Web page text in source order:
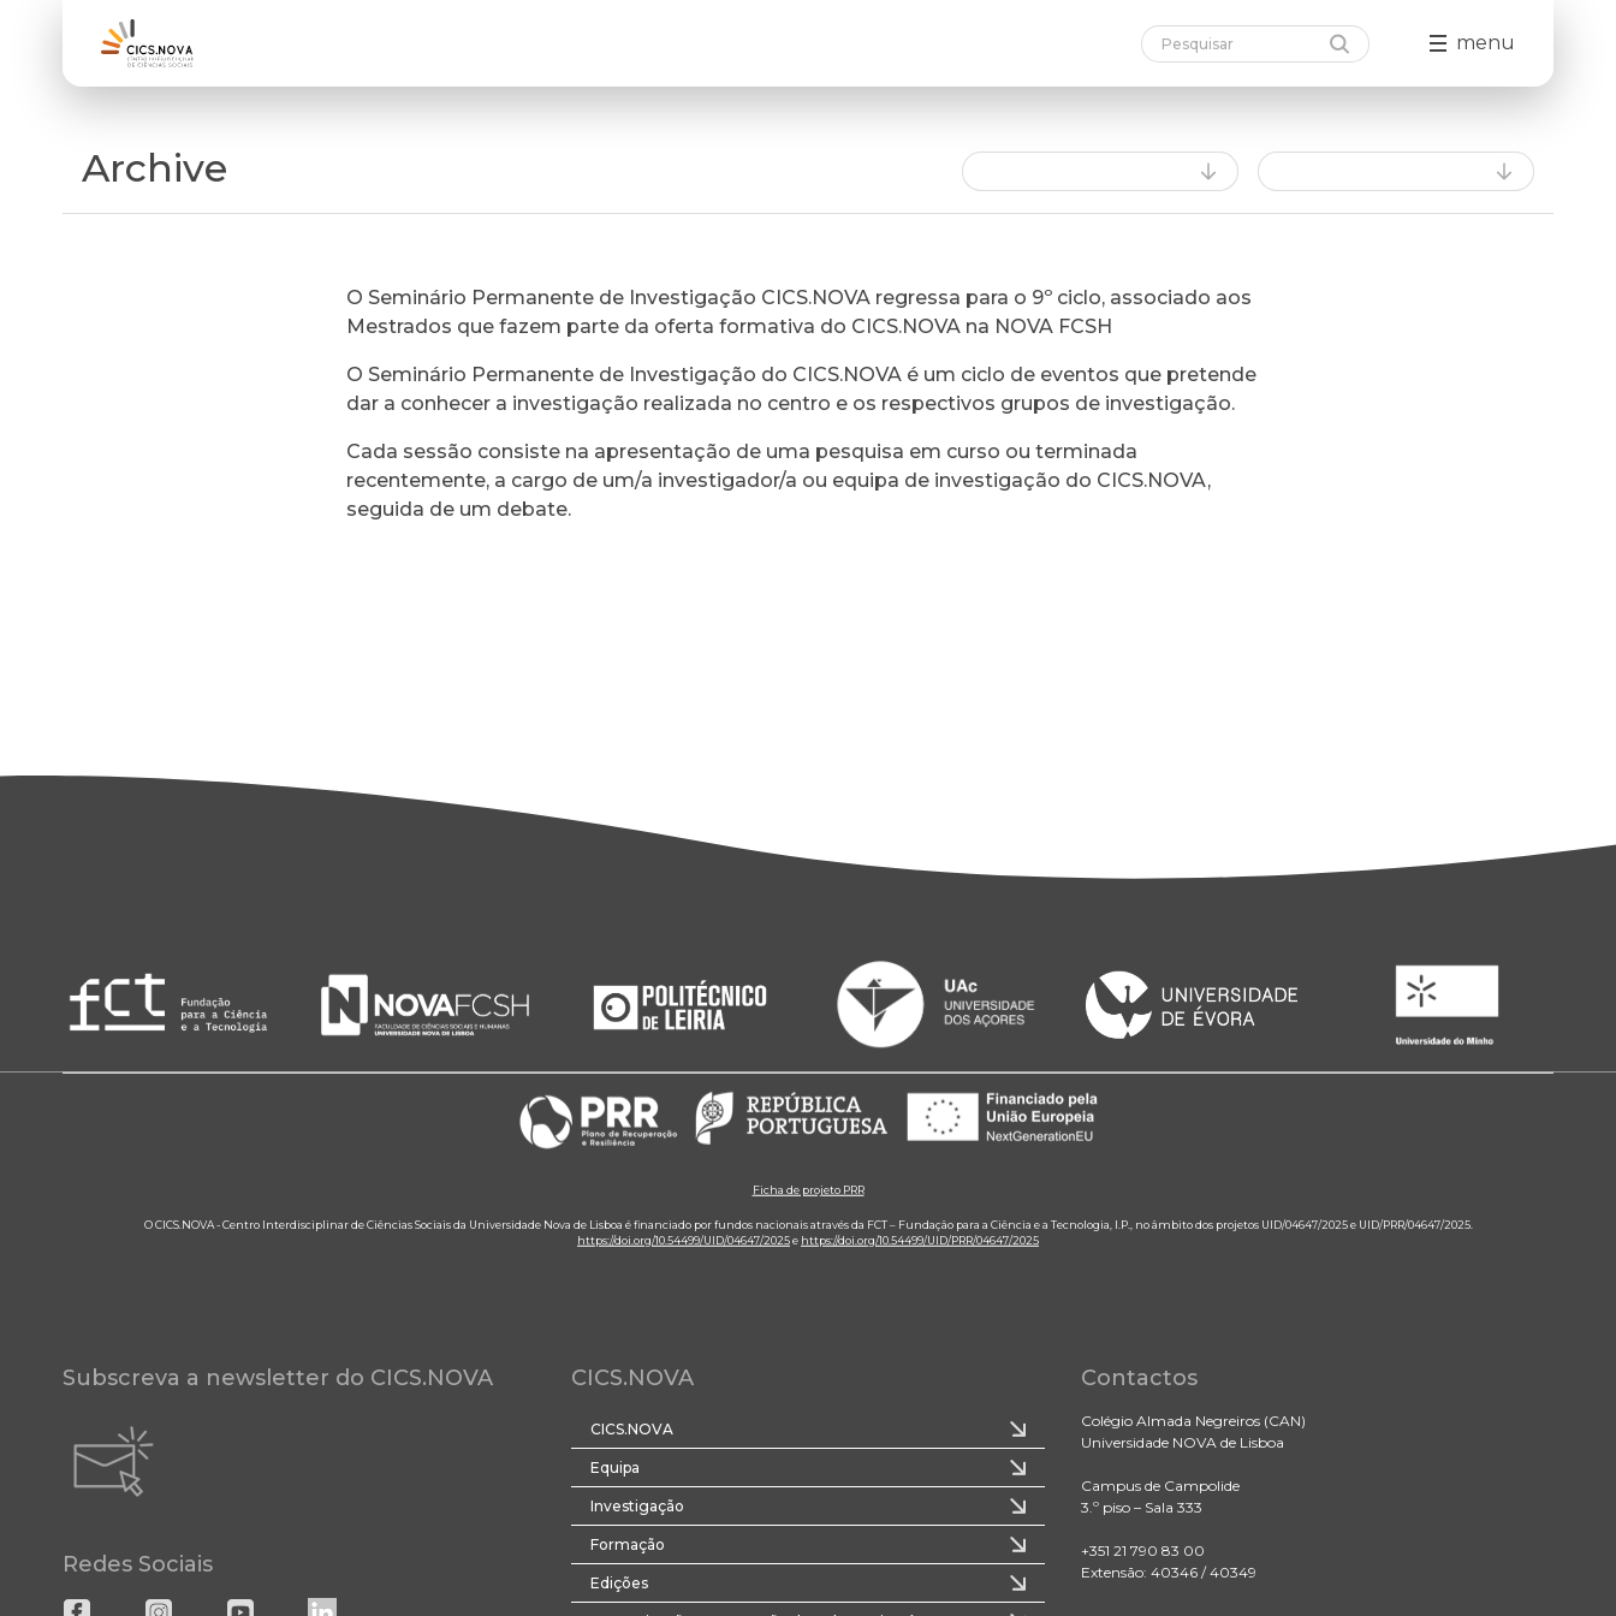
menu
Archive
O Seminário Permanente de Investigação CICS.NOVA regressa para o 9º ciclo, associado aos
Mestrados que fazem parte da oferta formativa do CICS.NOVA na NOVA FCSH
O Seminário Permanente de Investigação do CICS.NOVA é um ciclo de eventos que pretende
dar a conhecer a investigação realizada no centro e os respectivos grupos de investigação.
Cada sessão consiste na apresentação de uma pesquisa em curso ou terminada
recentemente, a cargo de um/a investigador/a ou equipa de investigação do CICS.NOVA,
seguida de um debate.
Ficha de projeto PRR
O CICS.NOVA - Centro Interdisciplinar de Ciências Sociais da Universidade Nova de Lisboa é financiado por fundos nacionais através da FCT – Fundação para a Ciência e a Tecnologia, I.P., no âmbito dos projetos UID/04647/2025 e UID/PRR/04647/2025.
https://doi.org/10.54499/UID/04647/2025e https://doi.org/10.54499/UID/PRR/04647/2025
Subscreva a newsletter do CICS.NOVA
Redes Sociais
CICS.NOVA
CICS.NOVA
Equipa
Investigação
Formação
Edições
Contactos
Colégio Almada Negreiros (CAN)
Universidade NOVA de Lisboa
Campus de Campolide
3.º piso – Sala 333
+351 21 790 83 00
Extensão: 40346 / 40349